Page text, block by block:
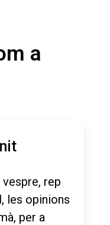
a
vespre, rep
les opinions
per a